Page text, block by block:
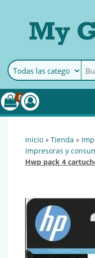
MyGoods ·
0
inicio » tienda »
impresoras y
hwp pack 4